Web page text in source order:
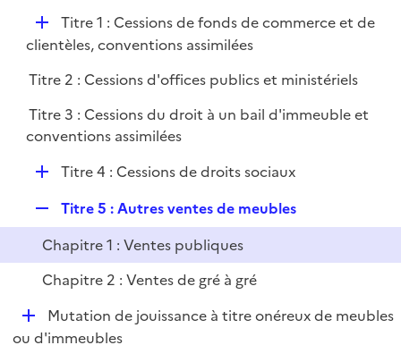
r
i
e
r
p
l
i
e
r
D
é
l
i
e
Titre 1 : Cessions de fonds de commerce et de
clientèles, conventions assimilées
Titre 2 : Cessions d'offices publics et ministériels
Titre 3 : Cessions du droit à un bail d'immeuble et
conventions assimilées
D
l
i
e
Titre 4 : Cessions de droits sociaux
e
p
l
e
r
Titre 5 : Autres ventes de meubles
Chapitre 1 : Ventes publiques
Chapitre 2 : Ventes de gré à gré
D
é
Mutation de jouissance à titre onéreux de meubles
ou d'immeubles